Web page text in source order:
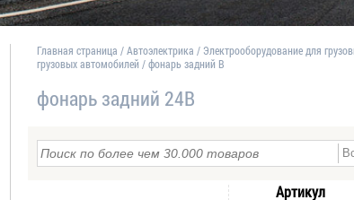
Главная страница /Автоэлектрика /Электрооборудование для
грузовых автомобилей /фонарь задний В
фонарь задний 24В
Артикул